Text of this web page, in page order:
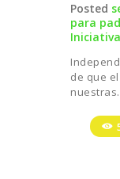
Posted
para
Iniciativa
de que